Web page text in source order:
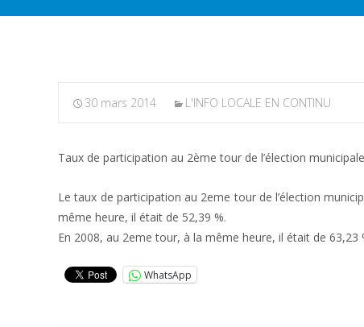
30 mars 2014 L'INFO LOCALE EN CONTINU
Taux de participation au 2ème tour de l’élection
Le taux de participation au 2eme tour de l’élection
même heure, il était de 52,39 %.
En 2008, au 2eme tour, à la même heure, il était de 63,23
WhatsApp